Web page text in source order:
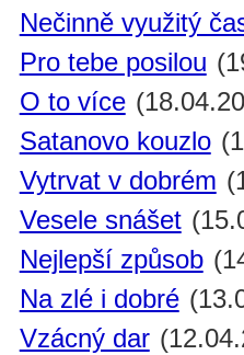
Nečinně využitý
Pro tebe posilou
O to více
Satanovo kouzlo
Vytrvat v dobrém
Vesele snášet
Nejlepší způsob
Na zlé i dobré
Vzácný dar